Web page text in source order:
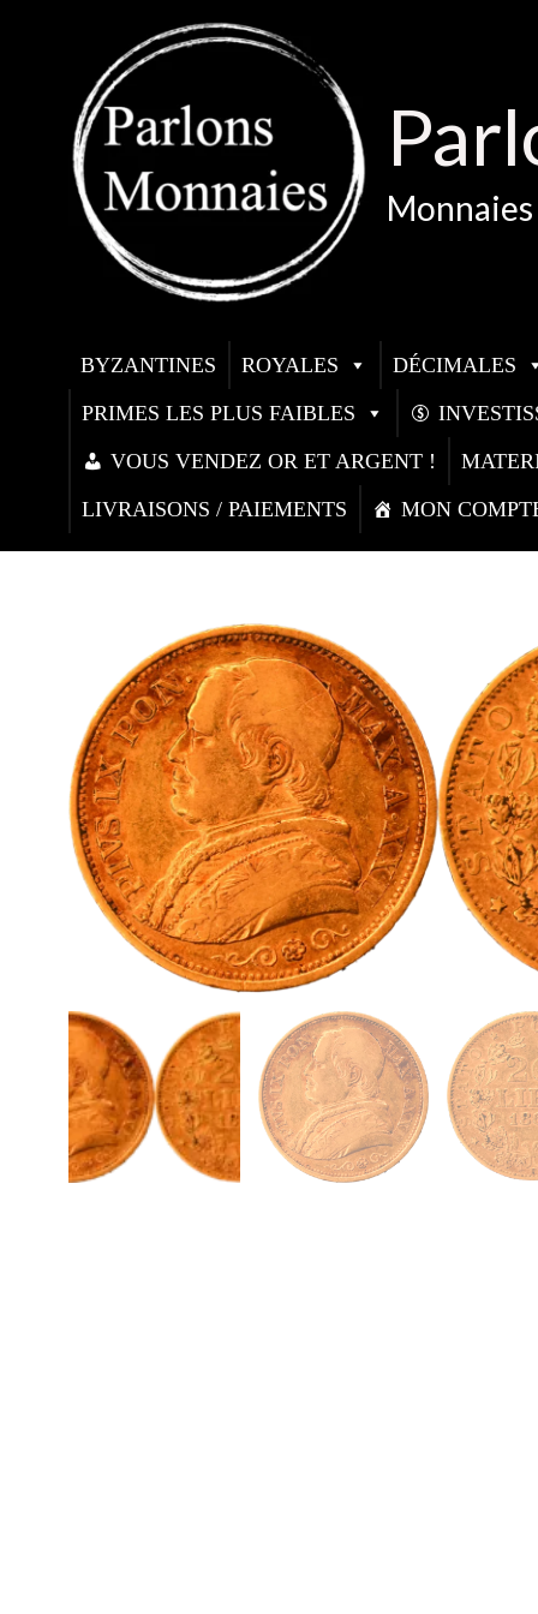
BYZANTINES ROYALES DÉCIMALES
PRIMES LES PLUS FAIBLES
VOUS VENDEZ OR ET ARGENT !
LIVRAISONS / PAIEMENTS
MON